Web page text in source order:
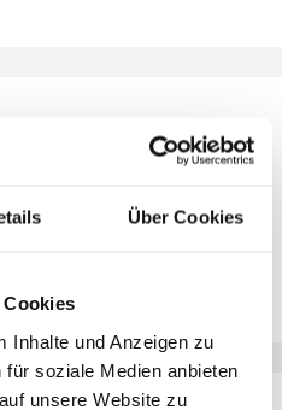
Über Cookies
Cookies
Inhalte und Anzeigen zu
soziale Medien anbieten
unsere Website zu
Knoten oder schieben